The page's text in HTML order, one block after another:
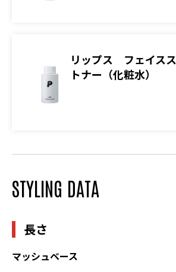
リップス フェイス
トナー（化粧水）
STYLING DATA
長さ
マッシュベース